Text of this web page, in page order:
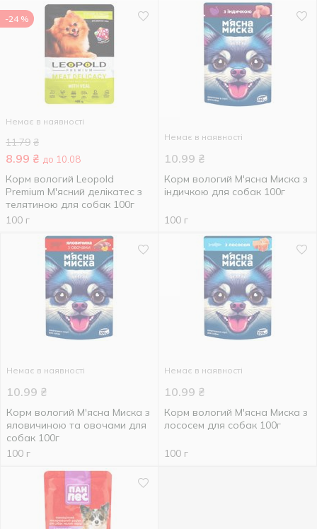
-24 %
Немає в наявності
11.79 ₴
8.99 ₴ до 10.08
Корм вологий Leopold
Premium М'ясний делікатес з
телятиною для собак 100г
100 г
Немає в наявності
10.99 ₴
Корм вологий М'ясна Миска з
індичкою для собак 100г
100 г
Немає в наявності
10.99 ₴
Корм вологий М'ясна Миска з
яловичиною та овочами для
собак 100г
100 г
Немає в наявності
10.99 ₴
Корм вологий М'ясна Миска з
лососем для собак 100г
100 г